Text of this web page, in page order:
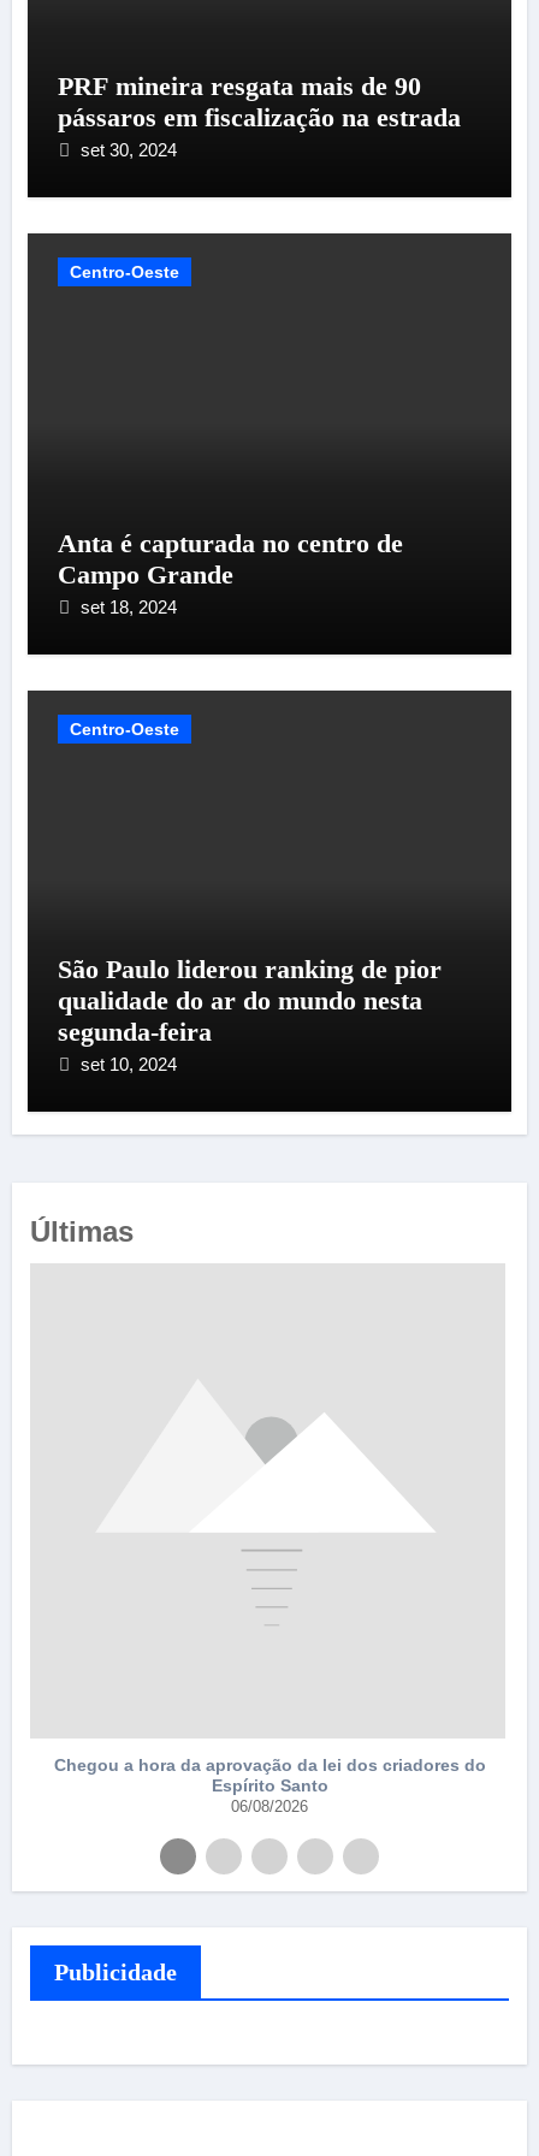
PRF mineira resgata mais de 90
pássaros em fiscalização na estrada
set 30, 2024
Centro-Oeste
Anta é capturada no centro de
Campo Grande
set 18, 2024
Centro-Oeste
São Paulo liderou ranking de pior
qualidade do ar do mundo nesta
segunda-feira
set 10, 2024
Últimas
Chegou a hora da aprovação da lei dos criadores do
Espírito Santo
06/08/2026
Publicidade